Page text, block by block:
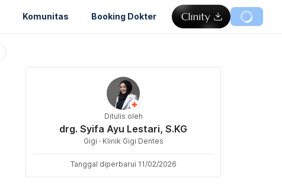
Komunitas Booking Dokter
Ditulis oleh
drg. Syifa Ayu Lestari, S.KG
Gigi · Klinik Gigi Dentes
Tanggal diperbarui 11/02/2026